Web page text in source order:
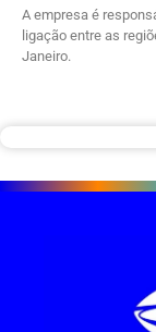
A empresa é
ligação entre as
Janeiro.